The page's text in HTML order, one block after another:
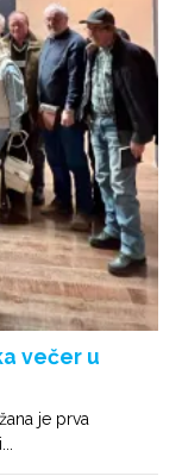
večer u
je prva